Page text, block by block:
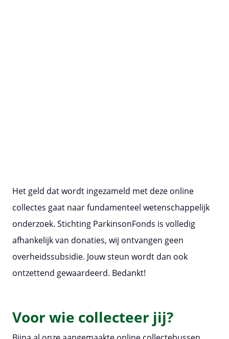
Het geld dat wordt ingezameld met deze online
collectes gaat naar fundamenteel wetenschappelijk
onderzoek. Stichting ParkinsonFonds is volledig
afhankelijk van donaties, wij ontvangen geen
overheidssubsidie. Jouw steun wordt dan ook
ontzettend gewaardeerd. Bedankt!
Voor wie collecteer jij?